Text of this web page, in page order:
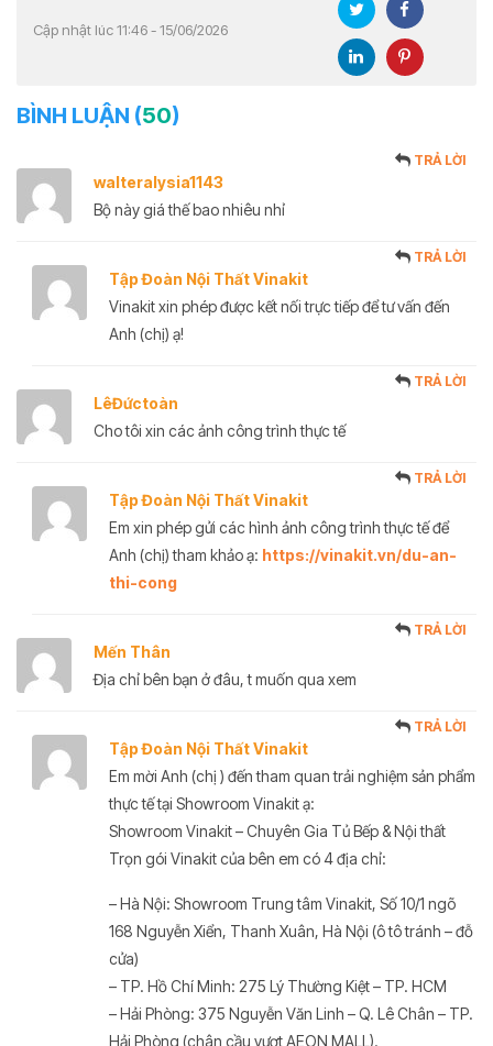
Cập nhật lúc 11:46 - 15/06/2026
BÌNH LUẬN (50)
walteralysia1143
TRẢ LỜI
Bộ này giá thế bao nhiêu nhỉ
Tập Đoàn Nội Thất Vinakit
TRẢ LỜI
Vinakit xin phép được kết nối trực tiếp để tư vấn đến
Anh (chị) ạ!
LêĐứctoàn
TRẢ LỜI
Cho tôi xin các ảnh công trình thực tế
Tập Đoàn Nội Thất Vinakit
TRẢ LỜI
Em xin phép gửi các hình ảnh công trình thực tế để
Anh (chị) tham khảo ạ: https://vinakit.vn/du-an-
thi-cong
Mến Thân
TRẢ LỜI
Địa chỉ bên bạn ở đâu, t muốn qua xem
Tập Đoàn Nội Thất Vinakit
TRẢ LỜI
Em mời Anh (chị ) đến tham quan trải nghiệm sản phẩm
thực tế tại Showroom Vinakit ạ:
Showroom Vinakit – Chuyên Gia Tủ Bếp & Nội thất
Trọn gói Vinakit của bên em có 4 địa chỉ:
– Hà Nội: Showroom Trung tâm Vinakit, Số 10/1 ngõ
168 Nguyễn Xiển, Thanh Xuân, Hà Nội (ô tô tránh – đỗ
cửa)
– TP. Hồ Chí Minh: 275 Lý Thường Kiệt – TP. HCM
– Hải Phòng: 375 Nguyễn Văn Linh – Q. Lê Chân – TP.
Hải Phòng (chân cầu vượt AEON MALL).